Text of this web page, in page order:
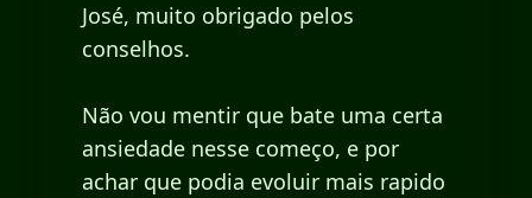
José, muito obrigado pelos
conselhos.
Não vou mentir que bate uma certa
ansiedade nesse começo, e por
achar que podia evoluir mais rapido